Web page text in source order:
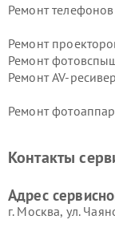
Ремонт
Ремонт
Ремонт
Ремонт AV-
Ремонт
Контакты
Адрес
г. Москва, ул.